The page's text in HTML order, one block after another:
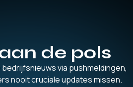
de pols
via pushmeldingen,
nooit cruciale updates missen.